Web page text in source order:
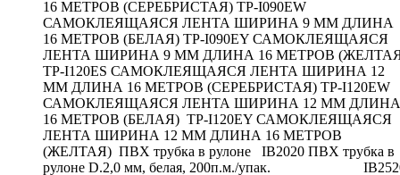
16 МЕТРОВ (СЕРЕБРИСТАЯ) TP-I090EW
САМОКЛЕЯЩАЯСЯ ЛЕНТА ШИРИНА 9 ММ ДЛИНА
16 МЕТРОВ (БЕЛАЯ) TP-I090EY САМОКЛЕЯЩАЯСЯ
ЛЕНТА ШИРИНА 9 ММ ДЛИНА 16 МЕТРОВ
TP-I120ES САМОКЛЕЯЩАЯСЯ ЛЕНТА ШИРИНА 12
ММ ДЛИНА 16 МЕТРОВ (СЕРЕБРИСТАЯ) TP-I120EW
САМОКЛЕЯЩАЯСЯ ЛЕНТА ШИРИНА 12 ММ ДЛИНА
16 МЕТРОВ (БЕЛАЯ) TP-I120EY САМОКЛЕЯЩАЯСЯ
ЛЕНТА ШИРИНА 12 ММ ДЛИНА 16 МЕТРОВ
(ЖЕЛТАЯ) ПВХ трубка в рулоне IB2020 ПВХ трубка в
рулоне D.2,0 мм, белая, 200п.м./упак.